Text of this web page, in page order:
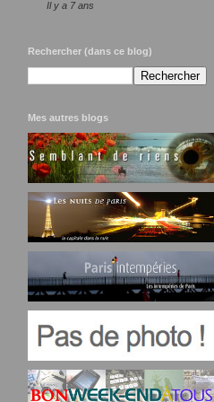
Il y a 7 ans
Rechercher (dans ce blog)
Mes autres blogs